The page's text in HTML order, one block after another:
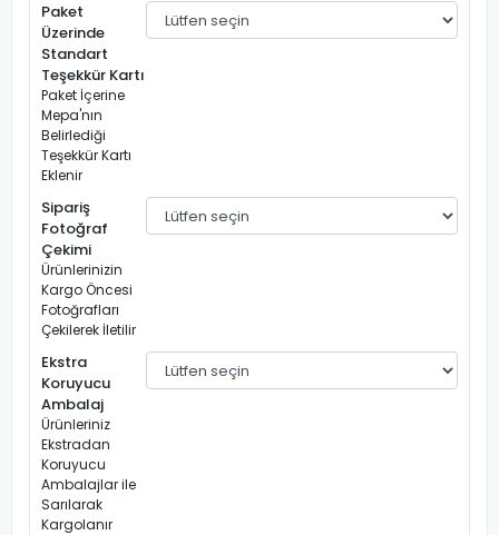
Paket
Üzerinde
Standart
Teşekkür Kartı
Paket İçerine
Mepa'nın
Belirlediği
Teşekkür Kartı
Eklenir
Sipariş
Fotoğraf
Çekimi
Ürünlerinizin
Kargo Öncesi
Fotoğrafları
Çekilerek İletilir
Ekstra
Koruyucu
Ambalaj
Ürünleriniz
Ekstradan
Koruyucu
Ambalajlar ile
Sarılarak
Kargolanır